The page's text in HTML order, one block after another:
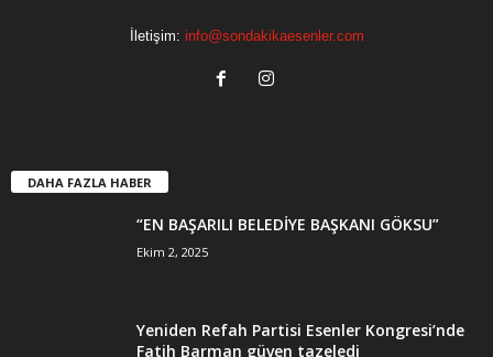
İletişim: info@sondakikaesenler.com
DAHA FAZLA HABER
“EN BAŞARILI BELEDİYE BAŞKANI GÖKSU”
Ekim 2, 2025
Yeniden Refah Partisi Esenler Kongresi’nde
Fatih Barman güven tazeledi